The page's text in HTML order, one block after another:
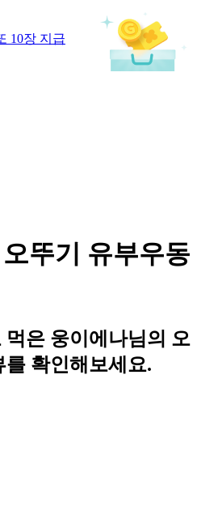
10장 지급
뚜기 유부우동
은 웅이에나님의 오
확인해보세요.